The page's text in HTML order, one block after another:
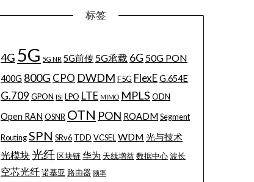
标签
4G 5G 5G NR 5G前传 5G承载 6G 50G PON
400G 800G CPO DWDM F5G FlexEG.654E
G.709 GPON ISI LPO LTE MIMO MPLS ODN
Open RAN OSNR OTN PON ROADM Segment
RoutingSPN SRv6 TDD VCSELWDM 光与技术
光模块光纤区块链华为 天线增益 数据中心波长
空芯光纤诺基亚 路由器 频率